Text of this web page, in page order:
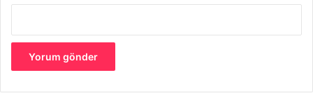
de kayıt altına almak için iyi bir fotoğrafçıya da gerek var